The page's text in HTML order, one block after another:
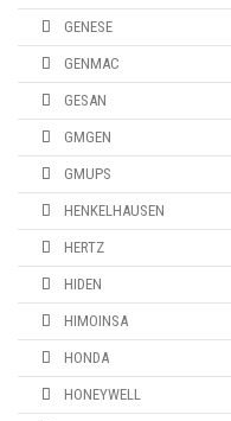
GENESE
GENMAC
GESAN
GMGEN
GMUPS
HENKELHAUSEN
HERTZ
HIDEN
HIMOINSA
HONDA
HONEYWELL